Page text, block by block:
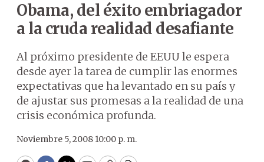
Obama, del éxito embriagador
a la cruda realidad desafiante
Al próximo presidente de EEUU le espera
desde ayer la tarea de cumplir las enormes
expectativas que ha levantado en su país y
de ajustar sus promesas a la realidad de una
crisis económica profunda.
Noviembre 5, 2008 10:00 p. m.